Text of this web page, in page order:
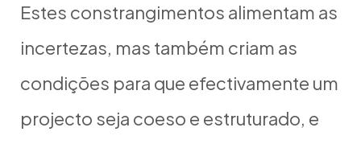
Estes constrangimentos alimentam as
incertezas, mas também criam as
condições para que efectivamente um
projecto seja coeso e estruturado, e